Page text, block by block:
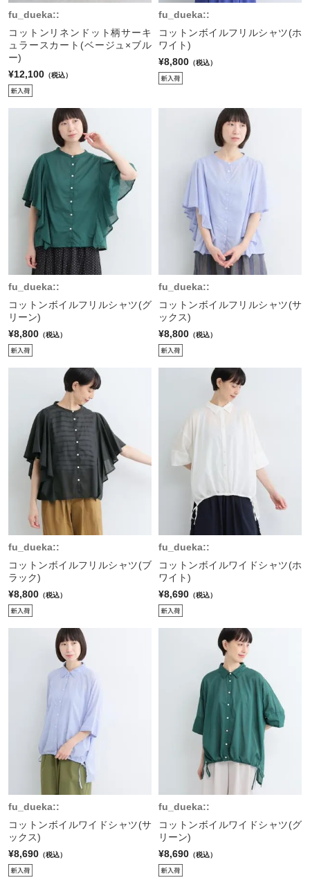
fu_dueka::
コットンリネンドット柄サーキ
ュラースカート(ベージュ×ブル
ー)
¥12,100 （税込）
fu_dueka::
コットンボイルフリルシャツ(ホ
ワイト)
¥8,800 （税込）
fu_dueka::
コットンボイルフリルシャツ(グ
リーン)
¥8,800 （税込）
fu_dueka::
コットンボイルフリルシャツ(サ
ックス)
¥8,800 （税込）
fu_dueka::
コットンボイルフリルシャツ(ブ
ラック)
¥8,800 （税込）
fu_dueka::
コットンボイルワイドシャツ(ホ
ワイト)
¥8,690 （税込）
fu_dueka::
コットンボイルワイドシャツ(サ
ックス)
¥8,690 （税込）
fu_dueka::
コットンボイルワイドシャツ(グ
リーン)
¥8,690 （税込）